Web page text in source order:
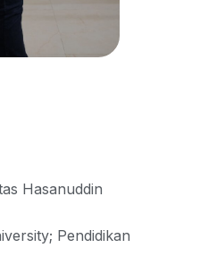
Hasanuddin
Pendidikan